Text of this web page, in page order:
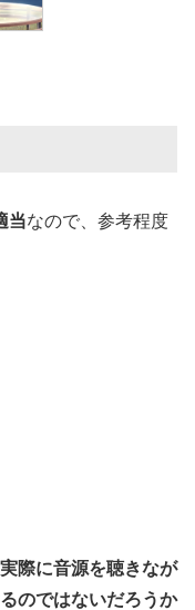
当なので、参考程度
実際に音源を聴きなが
のではないだろうか